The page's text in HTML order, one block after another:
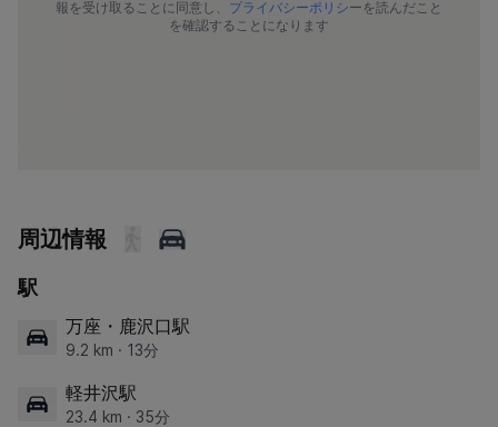
報を受け取ることに同意し、 プライバシーポリシーを読んだこと
を確認することになります
周辺情報
駅
万座・鹿沢口駅
9.2 km · 13分
軽井沢駅
23.4 km · 35分